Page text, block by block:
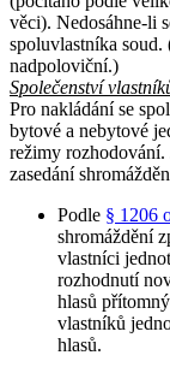
věci). Nedosáhne-li
spoluvlastníka soud.
nadpoloviční.)
Společenství
Pro nakládání se
bytové a nebytové
režimy rozhodování.
zasedání
Podle § 1206
shromáždění
vlastníci
rozhodnutí
hlasů
vlastníků
hlasů.